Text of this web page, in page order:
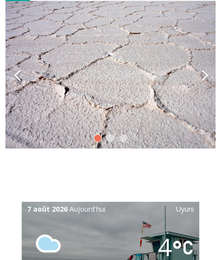
7 août 2026Aujourd'hui Uyuni
4